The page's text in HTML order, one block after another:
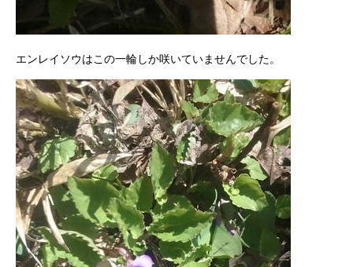
エンレイソウはこの一輪しか咲いていませんでした。